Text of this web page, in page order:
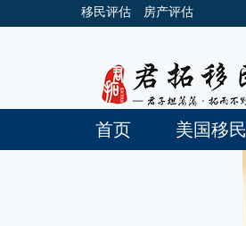
移民评估 房产评估
首页 美国移民